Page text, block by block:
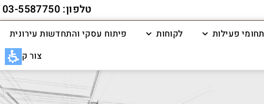
טלפון: 03-5587750
תחומי פעילות לקוחות
פיתוח עסקי והתחדשות עירונית
צור קשר